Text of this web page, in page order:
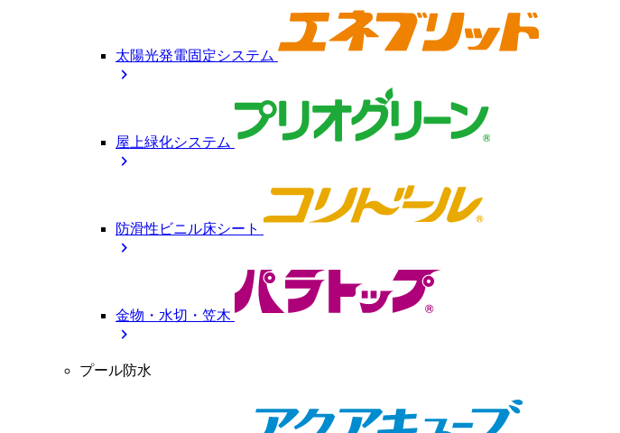
太陽光発電固定システム
chevron_right
屋上緑化システム
chevron_right
防滑性ビニル床シート
chevron_right
金物・水切・笠木
chevron_right
プール防水